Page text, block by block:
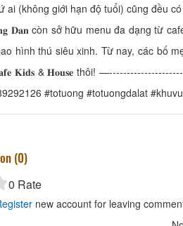
ai (không giới hạn độ tuổi) cũng đều
𝐃𝐚𝐧 còn sở hữu menu đa dạng từ
hình thú siêu xinh. Từ nay, các bố
𝐊𝐢𝐝𝐬 & 𝐇𝐨𝐮𝐬𝐞 thôi!
#totuong #totuongdalat
(0)
0 Rate
new account for leaving
Hoa Binh Xanh Hotel
Distance: 20 m
Hoang Thang Hotel
Distance: 30 m
Hoa Nang Dalat
Distance: 30 m
Young Smile Vegetarian Food